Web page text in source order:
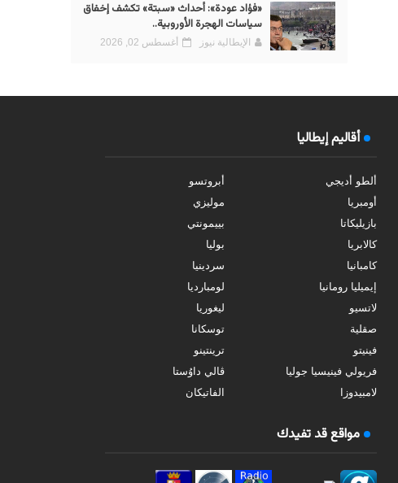
«فؤاد عودة»: أحداث «سبتة» تكشف إخفاق
سياسات الهجرة الأوروبية..
الإيطالية نيوز أغسطس 02, 2026
أقاليم إيطاليا
ألطو أديجي
أبروتسو
أومبريا
موليزي
بازيليكاتا
بييمونتي
كالابريا
بوليا
كامبانيا
سردينيا
إيميليا رومانيا
لومبارديا
لاتسيو
ليغوريا
صقلية
توسكانا
فينيتو
ترينتينو
فريولي فينيسيا جوليا
ڤالي داوُستا
لامبيدوزا
الفاتيكان
مواقع قد تفيدك